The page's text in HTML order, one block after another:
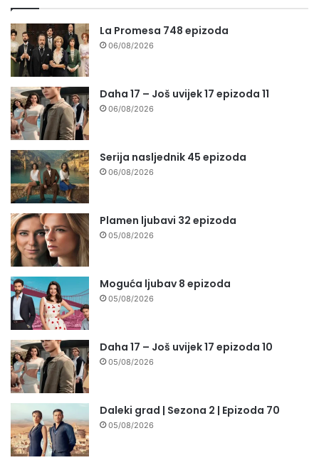
La Promesa 748 epizoda
06/08/2026
Daha 17 – Još uvijek 17 epizoda 11
06/08/2026
Serija nasljednik 45 epizoda
06/08/2026
Plamen ljubavi 32 epizoda
05/08/2026
Moguća ljubav 8 epizoda
05/08/2026
Daha 17 – Još uvijek 17 epizoda 10
05/08/2026
Daleki grad | Sezona 2 | Epizoda 70
05/08/2026